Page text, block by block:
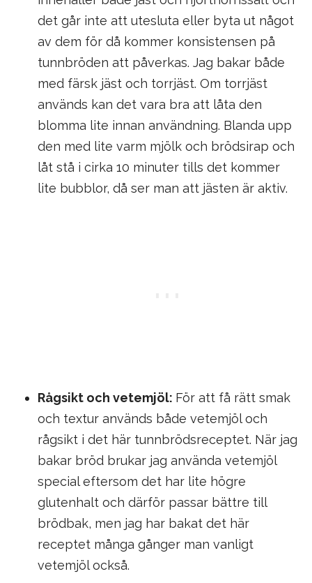
det går inte att utesluta eller byta ut något
av dem för då kommer konsistensen på
tunnbröden att påverkas. Jag bakar både
med färsk jäst och torrjäst. Om torrjäst
används kan det vara bra att låta den
blomma lite innan användning. Blanda upp
den med lite varm mjölk och brödsirap och
låt stå i cirka 10 minuter tills det kommer
lite bubblor, då ser man att jästen är aktiv.
Rågsikt och vetemjöl: För att få rätt smak
och textur används både vetemjöl och
rågsikt i det här tunnbrödsreceptet. När jag
bakar bröd brukar jag använda vetemjöl
special eftersom det har lite högre
glutenhalt och därför passar bättre till
brödbak, men jag har bakat det här
receptet många gånger man vanligt
vetemjöl också.